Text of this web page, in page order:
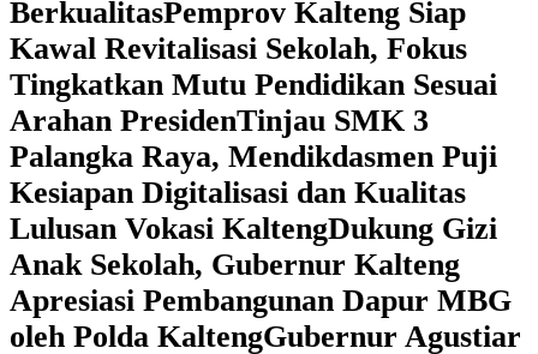
Berkualitas‎Pemprov Kalteng Siap
Kawal Revitalisasi Sekolah, Fokus
Tingkatkan Mutu Pendidikan Sesuai
Arahan Presiden‎Tinjau SMK 3
Palangka Raya, Mendikdasmen Puji
Kesiapan Digitalisasi dan Kualitas
Lulusan Vokasi Kalteng‎Dukung Gizi
Anak Sekolah, Gubernur Kalteng
Apresiasi Pembangunan Dapur MBG
oleh Polda Kalteng‎Gubernur Agustiar